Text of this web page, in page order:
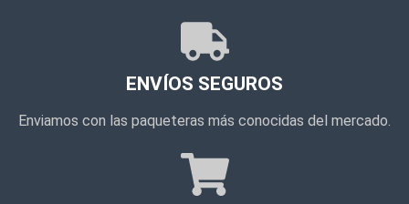
ENVÍOS SEGUROS
Enviamos con las paqueteras más conocidas del mercado.